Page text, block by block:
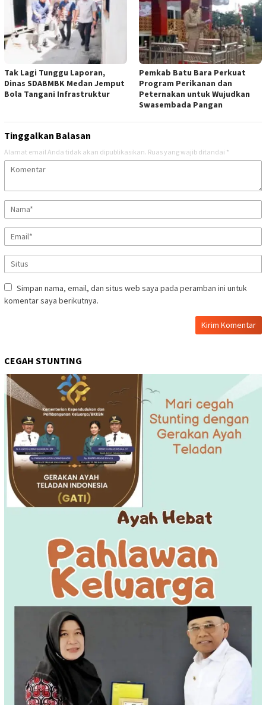
Tak Lagi Tunggu Laporan,
Dinas SDABMBK Medan Jemput
Bola Tangani Infrastruktur
Pemkab Batu Bara Perkuat
Program Perikanan dan
Peternakan untuk Wujudkan
Swasembada Pangan
Tinggalkan Balasan
Alamat email Anda tidak akan dipublikasikan. Ruas yang wajib ditandai *
Simpan nama, email, dan situs web saya pada peramban ini untuk
komentar saya berikutnya.
CEGAH STUNTING